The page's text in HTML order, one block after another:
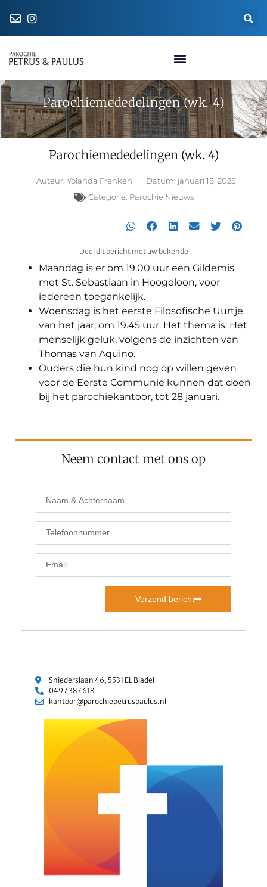
Parochiemededelingen (wk. 4)
Parochiemededelingen (wk. 4)
Auteur: Yolanda Frenken Datum: januari 18, 2025
Categorie: Parochie Nieuws
Deel dit bericht met uw bekende
Maandag is er om 19.00 uur een Gildemis
met St. Sebastiaan in Hoogeloon, voor
iedereen toegankelijk.
Woensdag is het eerste Filosofische Uurtje
van het jaar, om 19.45 uur. Het thema is: Het
menselijk geluk, volgens de inzichten van
Thomas van Aquino.
Ouders die hun kind nog op willen geven
voor de Eerste Communie kunnen dat doen
bij het parochiekantoor, tot 28 januari.
Neem contact met ons op
Verzend bericht
Sniederslaan 46, 5531 EL Bladel
0497 387 618
kantoor@parochiepetruspaulus.nl